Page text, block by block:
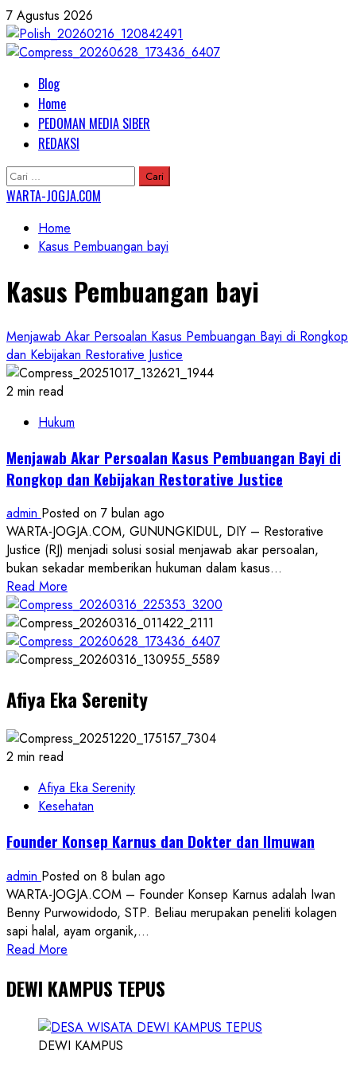
Skip
to
content
7 Agustus 2026
Primary
Menu
Blog
Home
PEDOMAN MEDIA SIBER
REDAKSI
Cari
untuk:
WARTA-JOGJA.COM
Home
Kasus Pembuangan bayi
Kasus Pembuangan bayi
Menjawab Akar Persoalan Kasus Pembuangan Bayi di Rongkop
dan Kebijakan Restorative Justice
2 min read
Hukum
Menjawab Akar Persoalan Kasus Pembuangan Bayi di
Rongkop dan Kebijakan Restorative Justice
admin Posted on 7 bulan ago
WARTA-JOGJA.COM, GUNUNGKIDUL, DIY – Restorative
Justice (RJ) menjadi solusi sosial menjawab akar persoalan,
bukan sekadar memberikan hukuman dalam kasus...
Read More
more
about
Menjawab
Akar
Kasus
Pembuangan
Bayi
di
dan
Kebijakan
Justice
Afiya Eka Serenity
2 min read
Afiya Eka Serenity
Kesehatan
Founder Konsep Karnus dan Dokter dan Ilmuwan
admin Posted on 8 bulan ago
WARTA-JOGJA.COM – Founder Konsep Karnus adalah Iwan
Benny Purwowidodo, STP. Beliau merupakan peneliti kolagen
sapi halal, ayam organik,...
Read More
about
Konsep
Karnus
DEWI KAMPUS TEPUS
DEWI KAMPUS